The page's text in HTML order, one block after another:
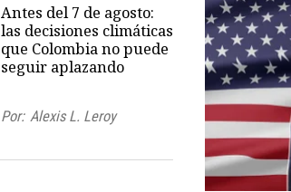
Antes del 7 de agosto:
las decisiones climáticas
que Colombia no puede
seguir aplazando
Por: Alexis L. Leroy